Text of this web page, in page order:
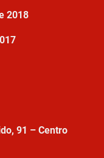
2018
91 – Centro